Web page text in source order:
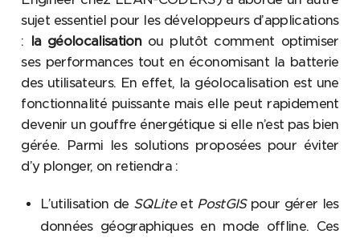
sujet essentiel pour les développeurs d’applications
: la géolocalisationou plutôt comment optimiser
ses performances tout en économisant la batterie
des utilisateurs. En effet, la géolocalisation est une
fonctionnalité puissante mais elle peut rapidement
devenir un gouffre énergétique si elle n’est pas bien
gérée. Parmi les solutions proposées pour éviter
d’y plonger, on retiendra :
L’utilisation de SQLiteet PostGISpour gérer les
données géographiques en mode offline. Ces